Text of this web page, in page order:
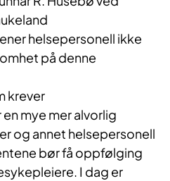
helsepersonell ikke
på denne
krever
mye mer alvorlig
og annet helsepersonell
bør få oppfølging
I dag er